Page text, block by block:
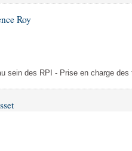
Roy
sein des RPI - Prise en charge des